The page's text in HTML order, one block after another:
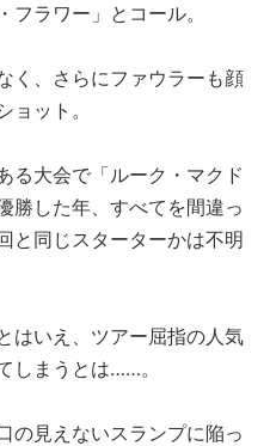
ラワー」とコール。
く、さらにファウラーも顔
ット。
る大会で「ルーク・マクド
勝した年、すべてを間違っ
と同じスターターかは不明
はいえ、ツアー屈指の人気
しまうとは……。
の見えないスランプに陥っ